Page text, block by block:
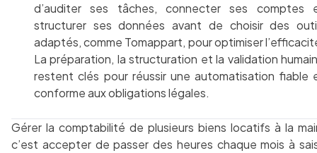
d’auditer ses tâches, connecter ses comptes
structurer ses données avant de choisir des
adaptés, comme Tomappart, pour optimiser
La préparation, la structuration et la validation
restent clés pour réussir une automatisation fiable
conforme aux obligations légales.
Gérer la comptabilité de plusieurs biens locatifs à la
c’est accepter de passer des heures chaque mois à